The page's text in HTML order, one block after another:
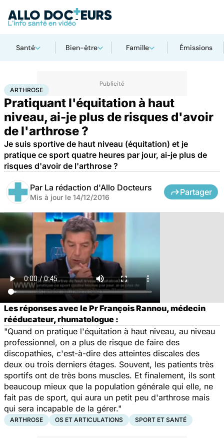
Santé Bien-être Famille Émissions
AccueilBien-être Arthrose
ARTHROSE
Pratiquant l'équitation à haut
niveau, ai-je plus de risques d'avoir
de l'arthrose ?
Je suis sportive de haut niveau (équitation) et je
pratique ce sport quatre heures par jour, ai-je plus de
risques d'avoir de l'arthrose ?
Par La rédaction d'Allo Docteurs
Mis à jour le 14/12/2016
Partager
Les réponses avec le Pr François Rannou, médecin
rééducateur, rhumatologue :
"Quand on pratique l'équitation à haut niveau, au niveau
professionnel, on a plus de risque de faire des
discopathies, c'est-à-dire des atteintes discales des
deux ou trois derniers étages. Souvent, les patients très
sportifs ont de très bons muscles. Et finalement, ils sont
beaucoup mieux que la population générale qui elle, ne
fait pas de sport, qui aura un petit peu d'arthrose mais
qui sera incapable de la gérer."
ARTHROSE OS ET ARTICULATIONS SPORT ET SANTÉ